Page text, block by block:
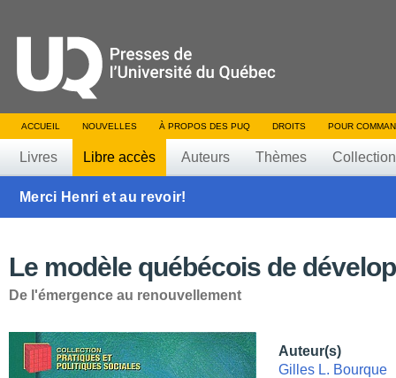
ACCUEIL NOUVELLES À PROPOS DES PUQ DROITS POUR
Livres Libre accès Auteurs Thèmes
Merci Henri et au revoir!
Le modèle québécois de
De l'émergence au renouvellement
Auteur(s)
Gilles L. Bourque